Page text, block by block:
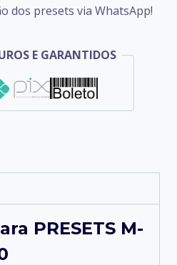
dos presets via WhatsApp!
E GARANTIDOS
PRESETS M-